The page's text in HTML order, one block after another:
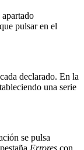
apartado
pulsar en el
declarado. En la
una serie
se pulsa